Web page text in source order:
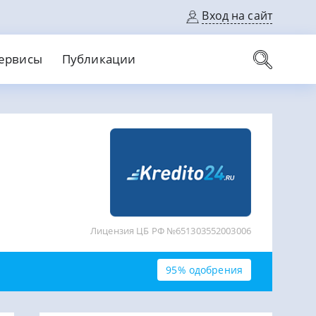
Вход на сайт
Без справок
На длительный срок
Публикации
Лицензия ЦБ РФ №651303552003006
95% одобрения